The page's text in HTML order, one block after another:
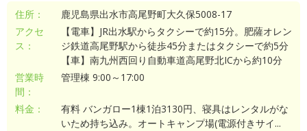
住所：
鹿児島県出水市高尾野町大久保5008-17
アクセ
ス：
【電車】JR出水駅からタクシーで約15分。肥薩オレン
ジ鉄道高尾野駅から徒歩45分またはタクシーで約5分
【車】南九州西回り自動車道高尾野北ICから約10分
営業時
間：
管理棟 9:00～17:00
料金：
有料 バンガロー1棟1泊3130円、寝具はレンタルがな
いため持ち込み。オートキャンプ場(電源付きサイ...